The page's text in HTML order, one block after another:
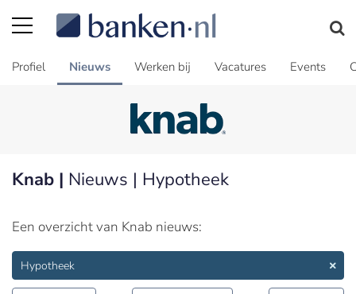
Profiel Nieuws Werken bij Vacatures Events
Knab | Nieuws | Hypotheek
Een overzicht van Knab nieuws:
Hypotheek